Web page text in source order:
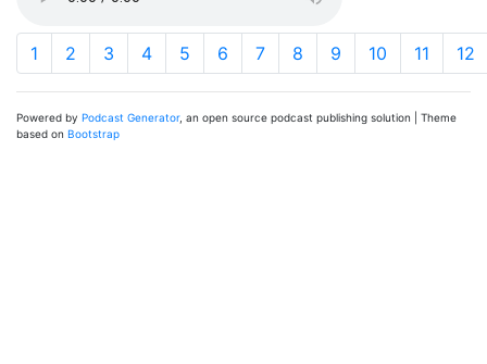
1 2 3 4 5 6 7 8 9 10 11 12
Powered by Podcast Generator, an open source podcast publishing solution | Theme
based on Bootstrap